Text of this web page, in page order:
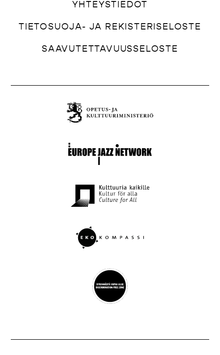
YHTEYSTIEDOT
TIETOSUOJA- JA REKISTERISELOSTE
SAAVUTETTAVUUSSELOSTE